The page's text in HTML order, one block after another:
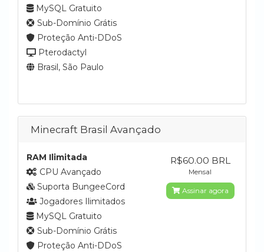
MySQL Gratuito
Sub-Domínio Grátis
Proteção Anti-DDoS
Pterodactyl
Brasil, São Paulo
Minecraft Brasil Avançado
RAM Ilimitada
CPU Avançado
Suporta BungeeCord
Jogadores Ilimitados
MySQL Gratuito
Sub-Domínio Grátis
Proteção Anti-DDoS
R$60.00 BRL
Mensal
Assinar agora